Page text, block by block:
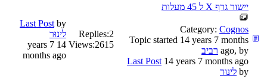
יישור גרף X ל 45 מעלות
Category: Cognos
Topic started 14 years 7 months
ago, by רביב
Last Post 14 years 7 months ago
by לינוּר
Replies:2
Views:2615
Last Post by
לינוּר
14 years 7
months ago